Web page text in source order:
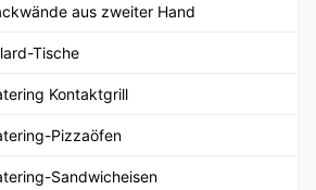
aus zweiter Hand
Tische
Kontaktgrill
Pizzaöfen
Sandwicheisen